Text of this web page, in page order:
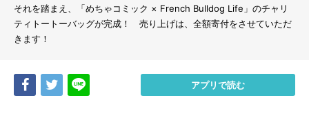
それを踏まえ、「めちゃコミック × French Bulldog Life」のチャリ
ティトートーバッグが完成！ 売り上げは、全額寄付をさせていただ
きます！
Share Tweet アプリで読む